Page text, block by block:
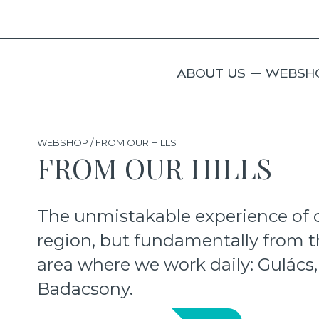
ABOUT US
WEBSHOP / FROM OUR HILLS
FROM OUR HILLS
The unmistakable experience of
region, but fundamentally from
area where we work daily:
Badacsony.